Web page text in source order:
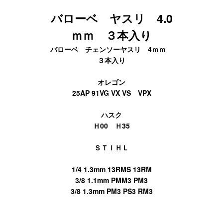
バローベ ヤスリ 4.0
ｍｍ ３本入り
バローベ チェンソーヤスリ 4ｍｍ
３本入り
オレゴン
25AP 91VG VX VS VPX
ハスク
Ｈ00 Ｈ35
ＳＴＩＨＬ
1/4 1.3mm 13RMS 13RM
3/8 1.1mm PMM3 PM3
3/8 1.3mm PM3 PS3 RM3